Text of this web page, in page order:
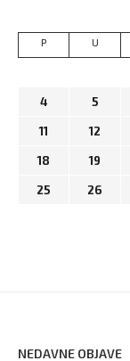
P U
4 5
11 12
18 19
25 26
NEDAVNE OBJAVE